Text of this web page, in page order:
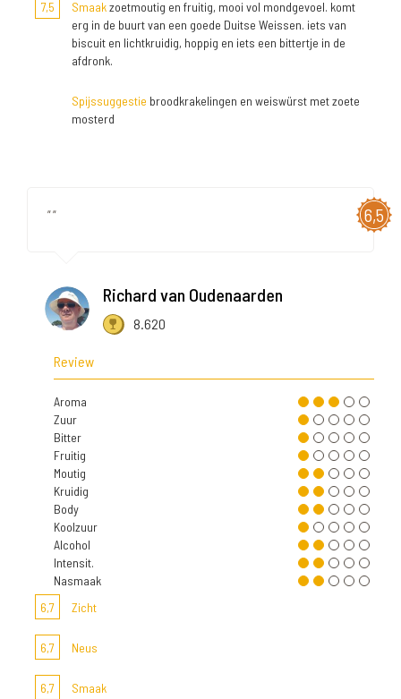
7,5 Smaakzoetmoutig en fruitig, mooi vol mondgevoel. komt
erg in de buurt van een goede Duitse Weissen. iets van
biscuit en lichtkruidig, hoppig en iets een bittertje in de
afdronk.
Spijssuggestie broodkrakelingen en weiswürst met zoete
mosterd
6,5
" "
Richard van Oudenaarden
8.620
Review
Aroma
Zuur
Bitter
Fruitig
Moutig
Kruidig
Body
Koolzuur
Alcohol
Intensit.
Nasmaak
6,7
Zicht
6,7 Neus
6,7 Smaak